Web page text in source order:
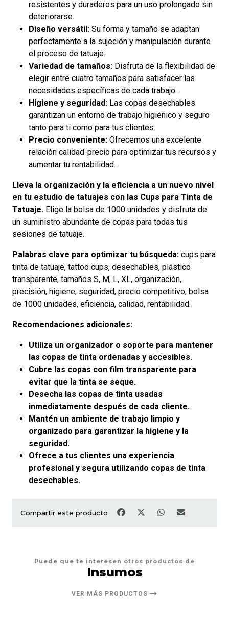
resistentes y duraderos para un uso prolongado sin
deteriorarse.
Diseño versátil: Su forma y tamaño se adaptan
perfectamente a la sujeción y manipulación durante
el proceso de tatuaje.
Variedad de tamaños: Disfruta de la flexibilidad de
elegir entre cuatro tamaños para satisfacer las
necesidades específicas de cada trabajo.
Higiene y seguridad: Las copas desechables
garantizan un entorno de trabajo higiénico y seguro
tanto para ti como para tus clientes.
Precio conveniente: Ofrecemos una excelente
relación calidad-precio para optimizar tus recursos y
aumentar tu rentabilidad.
Lleva la organización y la eficiencia a un nuevo nivel
en tu estudio de tatuajes con las Cups para Tinta de
Tatuaje. Elige la bolsa de 1000 unidades y disfruta de
un suministro abundante de copas para todas tus
sesiones de tatuaje.
Palabras clave para optimizar tu búsqueda: cups para
tinta de tatuaje, tattoo cups, desechables, plástico
transparente, tamaños S, M, L, XL, organización,
precisión, higiene, seguridad, precio competitivo, bolsa
de 1000 unidades, eficiencia, calidad, rentabilidad.
Recomendaciones adicionales:
Utiliza un organizador o soporte para mantener
las copas de tinta ordenadas y accesibles.
Cubre las copas con film transparente para
evitar que la tinta se seque.
Desecha las copas de tinta usadas
inmediatamente después de cada cliente.
Mantén un ambiente de trabajo limpio y
organizado para garantizar la higiene y la
seguridad.
Ofrece a tus clientes una experiencia
profesional y segura utilizando copas de tinta
desechables.
Compartir este producto
Puede que te interesen otros productos de
Insumos
VER MÁS PRODUCTOS